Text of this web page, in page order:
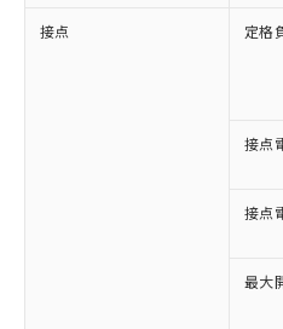
接点 定格
接点
接点
最大